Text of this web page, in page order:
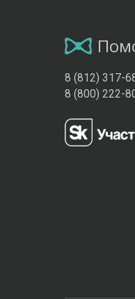
8 (812) 317-
8 (800) 222-